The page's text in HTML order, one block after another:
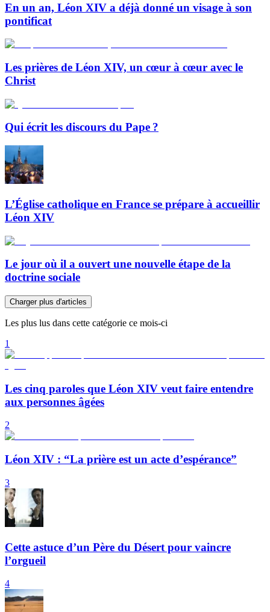
En un an, Léon XIV a déjà donné un visage à son
pontificat
Les prières de Léon XIV, un cœur à cœur avec le
Christ
Qui écrit les discours du Pape ?
L’Église catholique en France se prépare à accueillir
Léon XIV
Le jour où il a ouvert une nouvelle étape de la
doctrine sociale
Charger plus d'articles
Les plus lus dans cette catégorie ce mois-ci
1
Les cinq paroles que Léon XIV veut faire entendre
aux personnes âgées
2
Léon XIV : “La prière est un acte d’espérance”
3
Cette astuce d’un Père du Désert pour vaincre
l’orgueil
4